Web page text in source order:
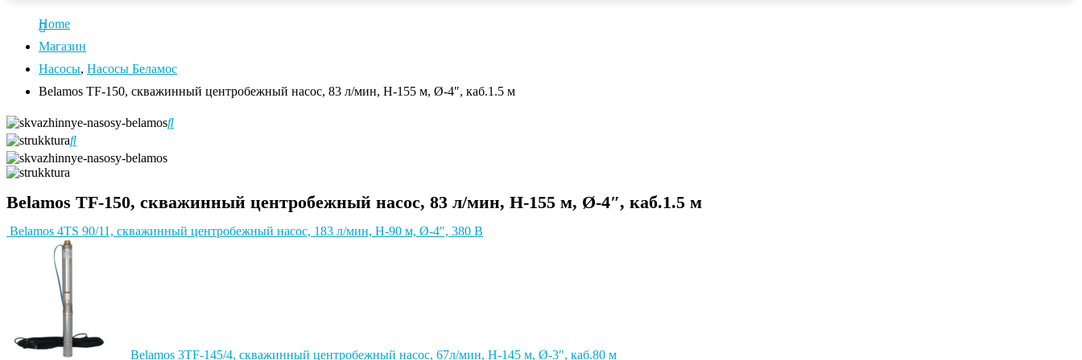
Home
Магазин
Насосы, Насосы Беламос
Belamos TF-150, скважинный центробежный насос, 83 л/мин, Н-155 м, Ø-4″, каб.1.5 м
Belamos TF-150, скважинный центробежный насос, 83 л/мин, Н-155 м, Ø-4″, каб.1.5 м
Belamos 4TS 90/11, скважинный центробежный насос, 183 л/мин, Н-90 м, Ø-4″, 380 В
Belamos 3TF-145/4, скважинный центробежный насос, 67л/мин, Н-145 м, Ø-3″, каб.80 м